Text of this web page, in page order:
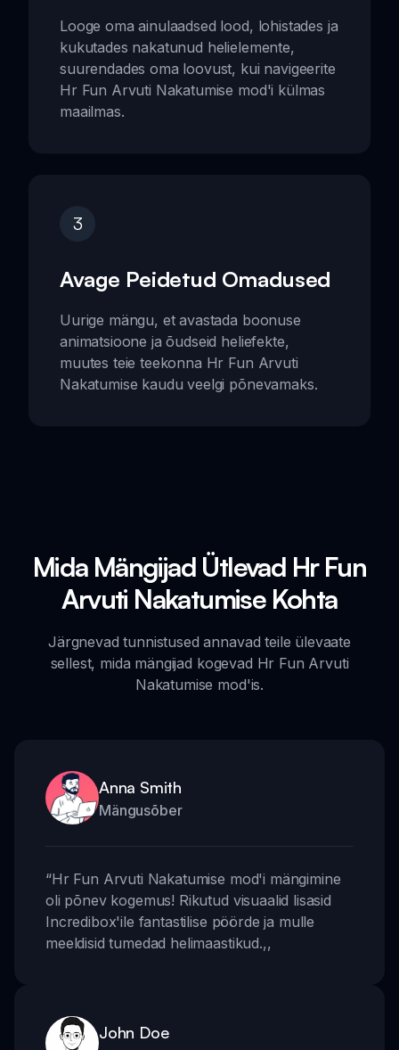
Looge oma ainulaadsed lood, lohistades ja
kukutades nakatunud helielemente,
suurendades oma loovust, kui navigeerite
Hr Fun Arvuti Nakatumise mod'i külmas
maailmas.
3
Avage Peidetud Omadused
Uurige mängu, et avastada boonuse
animatsioone ja õudseid heliefekte,
muutes teie teekonna Hr Fun Arvuti
Nakatumise kaudu veelgi põnevamaks.
Mida Mängijad Ütlevad Hr Fun
Arvuti Nakatumise Kohta
Järgnevad tunnistused annavad teile ülevaate
sellest, mida mängijad kogevad Hr Fun Arvuti
Nakatumise mod'is.
Anna Smith
Mängusõber
“Hr Fun Arvuti Nakatumise mod'i mängimine
oli põnev kogemus! Rikutud visuaalid lisasid
Incredibox'ile fantastilise pöörde ja mulle
meeldisid tumedad helimaastikud.,,
John Doe